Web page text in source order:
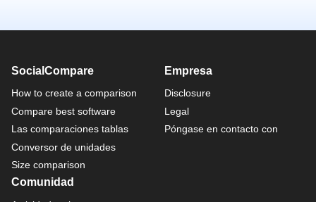
SocialCompare
How to create a comparison
Compare best software
Las comparaciones tablas
Conversor de unidades
Size comparison
Empresa
Disclosure
Legal
Póngase en contacto con
Comunidad